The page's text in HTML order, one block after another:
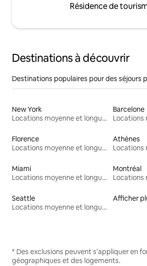
Résidence de
Destinations à découvrir
Destinations populaires pour des séjours
New York
Locations moyenne et longue durée
Barcelone
Florence
Locations moyenne et longue durée
Athènes
Miami
Locations moyenne et longue durée
Montréal
Seattle
Locations moyenne et longue durée
Afficher
* Des exclusions peuvent s'appliquer en
géographiques et des logements.